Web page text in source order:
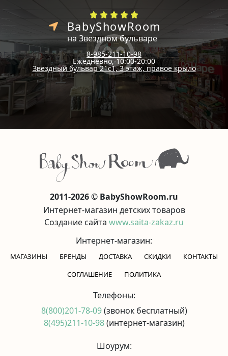
BabyShowRoom
на Звездном бульваре
8-985-211-10-98
Ежедневно, 10:00-20:00
Звездный бульвар 21с1, 3 этаж, правое крыло
2011-2026 © BabyShowRoom.ru
Интернет-магазин детских товаров
Создание сайта www.saita-zakaz.ru
Интернет-магазин:
МАГАЗИНЫ БРЕНДЫ ДОСТАВКА СКИДКИ
КОНТАКТЫ
CОГЛАШЕНИЕ
ПОЛИТИКА
Телефоны:
8(800)201-78-09(звонок бесплатный)
8(495)211-10-98(интернет-магазин)
Шоурум: